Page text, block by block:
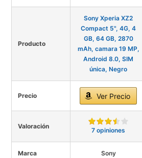
Producto
Sony Xperia XZ2
Compact 5", 4G, 4
GB, 64 GB, 2870
mAh, camara 19 MP,
Android 8.0, SIM
única, Negro
Precio Ver Precio
Valoración
7 opiniones
Marca Sony